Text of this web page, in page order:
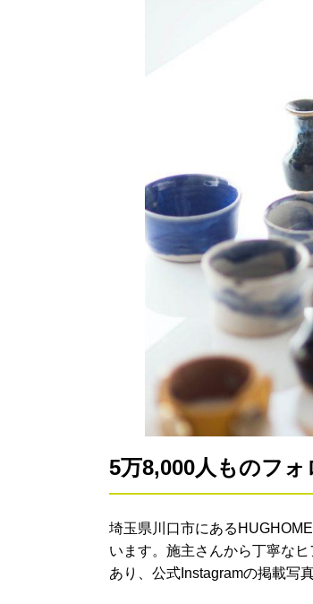
5万8,000人ものフ
埼玉県川口市にある
います。施主さんから丁寧な
あり、公式Instagramの掲載写